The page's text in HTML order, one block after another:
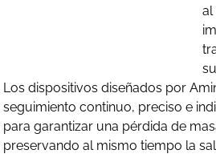
al
Los dispositivos diseñados por
seguimiento continuo, preciso e
para garantizar una pérdida de
preservando al mismo tiempo la